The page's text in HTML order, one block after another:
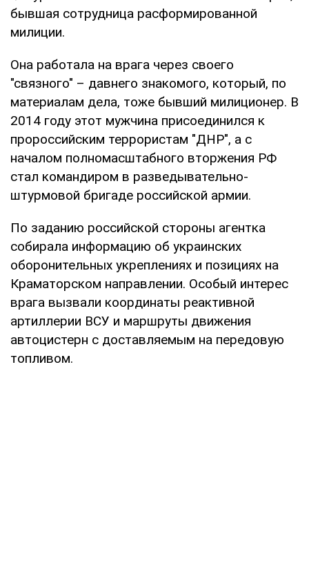
бывшая сотрудница расформированной
милиции.
Она работала на врага через своего
"связного" – давнего знакомого, который, по
материалам дела, тоже бывший милиционер. В
2014 году этот мужчина присоединился к
пророссийским террористам "ДНР", а с
началом полномасштабного вторжения РФ
стал командиром в разведывательно-
штурмовой бригаде российской армии.
По заданию российской стороны агентка
собирала информацию об украинских
оборонительных укреплениях и позициях на
Краматорском направлении. Особый интерес
врага вызвали координаты реактивной
артиллерии ВСУ и маршруты движения
автоцистерн с доставляемым на передовую
топливом.